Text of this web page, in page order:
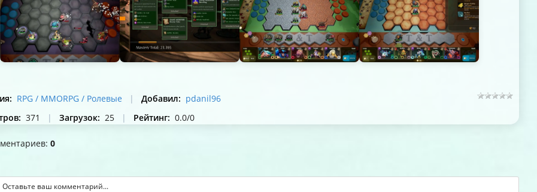
: RPG / MMORPG / Ролевые | Добавил: pdanil96
: 371 | Загрузок: 25 | Рейтинг: 0.0/0
: 0